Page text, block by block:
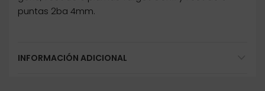
puntas 2ba 4mm.
INFORMACIÓN ADICIONAL